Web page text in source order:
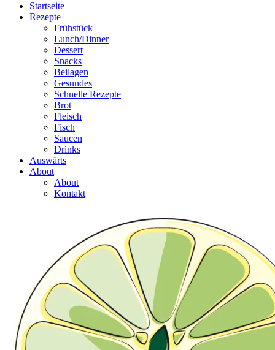
Startseite
Rezepte
Frühstück
Lunch/Dinner
Dessert
Snacks
Beilagen
Gesundes
Schnelle Rezepte
Brot
Fleisch
Fisch
Saucen
Drinks
Auswärts
About
About
Kontakt